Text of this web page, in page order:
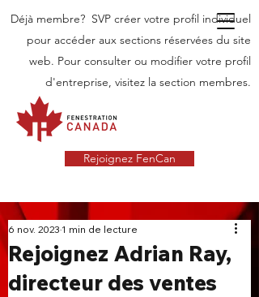
Déjà membre? SVP créer votre profil individuel
pour accéder aux sections réservées du site
web. Pour consulter ou modifier votre profil
d'entreprise, visitez la section membres.
Rejoignez FenCan
INDUSTRIE
NOUVELLES
Dernières nouvelles dans l'industrie des
Rejoignez Adrian Ray,
directeur des ventes
6 nov. 2023 1 min de lecture